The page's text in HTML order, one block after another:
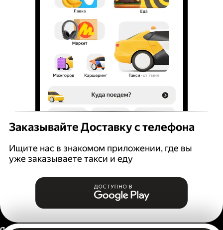
Заказывайте Доставку с телефона
Ищите нас в знакомом приложении, где вы
уже заказываете такси и еду